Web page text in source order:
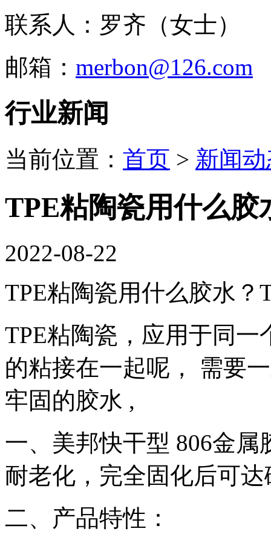
联系人：罗齐（女士）
邮箱： merbon@126.com
行业新闻
当前位置： 首页 > 新闻
TPE粘陶瓷用什么胶
2022-08-22
TPE粘陶瓷用什么胶水？
TPE粘陶瓷，应用于同
的粘接在一起呢， 需要
牢固的胶水 ,
一、美邦快干型 806金
耐老化，完全固化后可
二、产品特性：